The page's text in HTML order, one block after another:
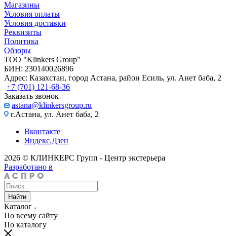
Магазины
Условия оплаты
Условия доставки
Реквизиты
Политика
Обзоры
TOO "Klinkers Group"
БИН: 230140026896
Адрес: Казахстан, город Астана, район Есиль, ул. Анет баба, 2
+7 (701) 121-68-36
Заказать звонок
astana@klinkersgroup.ru
г.Астана, ул. Анет баба, 2
Вконтакте
Яндекс.Дзен
2026 © КЛИНКЕРС Групп - Центр экстерьера
Разработано в
Найти
Каталог
По всему сайту
По каталогу